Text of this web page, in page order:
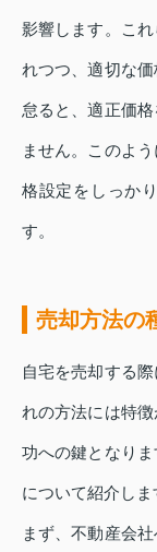
影響します。こ
れつつ、適切な
怠ると、適正価
ません。このよ
格設定をしっか
す。
売却方法の
自宅を売却する
れの方法には特
功への鍵となり
について紹介しま
まず、不動産会